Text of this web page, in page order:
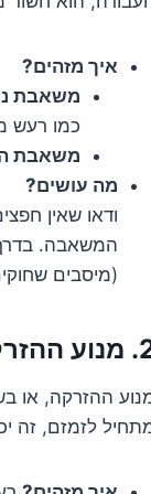
איך מזהים?
משאבת
כמו רעש
משאבת
מה עושים?
ודאו שאין
המשאבה.
(מיסבים
אחד לא הזמין.
ההזרקה, או
לזמזם, זה